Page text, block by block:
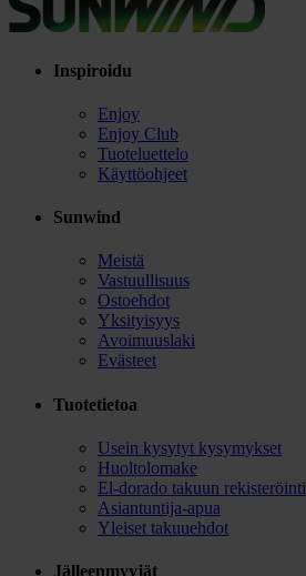
Inspiroidu
Enjoy
Enjoy Club
Tuoteluettelo
Käyttöohjeet
Sunwind
Meistä
Vastuullisuus
Ostoehdot
Yksityisyys
Avoimuuslaki
Evästeet
Tuotetietoa
Usein kysytyt kysymykset
Huoltolomake
El-dorado takuun rekisteröinti
Asiantuntija-apua
Yleiset takuuehdot
Jälleenmyyjät